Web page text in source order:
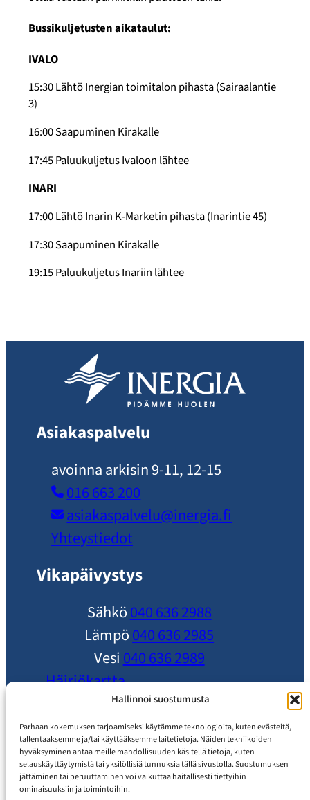
Hallinnoi suostumusta
Parhaan kokemuksen tarjoamiseksi käytämme teknologioita, kuten evästeitä,
tallentaaksemme ja/tai käyttääksemme laitetietoja. Näiden tekniikoiden
hyväksyminen antaa meille mahdollisuuden käsitellä tietoja, kuten
selauskäyttäytymistä tai yksilöllisiä tunnuksia tällä sivustolla. Suostumuksen
jättäminen tai peruuttaminen voi vaikuttaa haitallisesti tiettyihin
ominaisuuksiin ja toimintoihin.
Bussikuljetusten aikataulut:
IVALO
15:30 Lähtö Inergian toimitalon pihasta (Sairaalantie
3)
16:00 Saapuminen Kirakalle
17:45 Paluukuljetus Ivaloon lähtee
INARI
17:00 Lähtö Inarin K-Marketin pihasta (Inarintie 45)
17:30 Saapuminen Kirakalle
19:15 Paluukuljetus Inariin lähtee
Asiakaspalvelu
avoinna arkisin 9-11, 12-15
016 663 200
asiakaspalvelu​@inergia.fi
Yhteystiedot
Vikapäivystys
Sähkö040 636 2988
Lämpö040 636 2985
Vesi 040 636 2989
Häiriökartta
Ole yhteydessä
Ajankohtaista
Usein Kysytyt Kysymykset
Asiakaspalvelu